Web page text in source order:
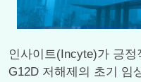
인사이트(Incyte)가 긍
G12D 저해제의 초기 임